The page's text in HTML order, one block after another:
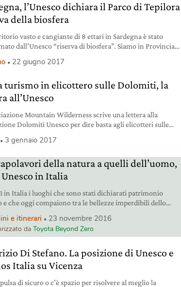
l’Unesco dichiara il Parco di Tepilora
della biosfera
vasto e cangiante di 8 ettari in Sardegna è stato
dall’Unesco “riserva di biosfera”. Siamo in Provincia
22 giugno 2017
turismo in elicottero sulle Dolomiti, la
all’Unesco
Mountain Wilderness scrive una lettera alla
Dolomiti Unesco per dire basta agli elicotteri sulle
3 gennaio 2017
della natura a quelli dell’uomo,
in Italia
in Italia i luoghi che sono stati dichiarati patrimonio
e che oggi compaiono tra le bellezze imperdibili dello
umano, ecco 5 siti Unesco da non perdere.
e itinerari 23 novembre 2016
daToyota Beyond Zero
Di Stefano. La posizione di Unesco e
Italia su Vicenza
di sicuro o c’è spazio per risolvere al meglio la